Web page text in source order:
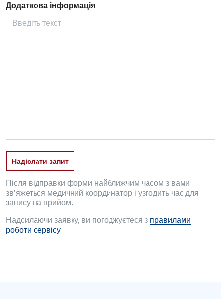
Неврологія
Нейрохірургія
Пульмонологія
Ревматологія
Судинна хірургія
Терапевтичне відділення
Терапія
Додаткова інформація
Надіслати запит
Після відправки форми найближчим часом з вами
зв’яжеться медичний координатор і узгодить час для
запису на прийом.
Надсилаючи заявку, ви погоджуєтеся з правилами
роботи сервісу